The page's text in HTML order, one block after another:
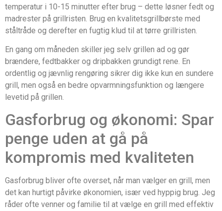
temperatur i 10-15 minutter efter brug – dette løsner fedt og
madrester på grillristen. Brug en kvalitetsgrillbørste med
ståltråde og derefter en fugtig klud til at tørre grillristen.
En gang om måneden skiller jeg selv grillen ad og gør
brændere, fedtbakker og dripbakken grundigt rene. En
ordentlig og jævnlig rengøring sikrer dig ikke kun en sundere
grill, men også en bedre opvarmningsfunktion og længere
levetid på grillen.
Gasforbrug og økonomi: Spar
penge uden at gå på
kompromis med kvaliteten
Gasforbrug bliver ofte overset, når man vælger en grill, men
det kan hurtigt påvirke økonomien, især ved hyppig brug. Jeg
råder ofte venner og familie til at vælge en grill med effektiv